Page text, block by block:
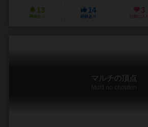
13
興味あり
14
経験あり
3
お気に入り
マルチの頂点
Multi no chouten